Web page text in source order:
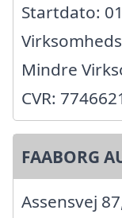
Startdato:
Mindre
CVR:
FAABORG
Assensvej